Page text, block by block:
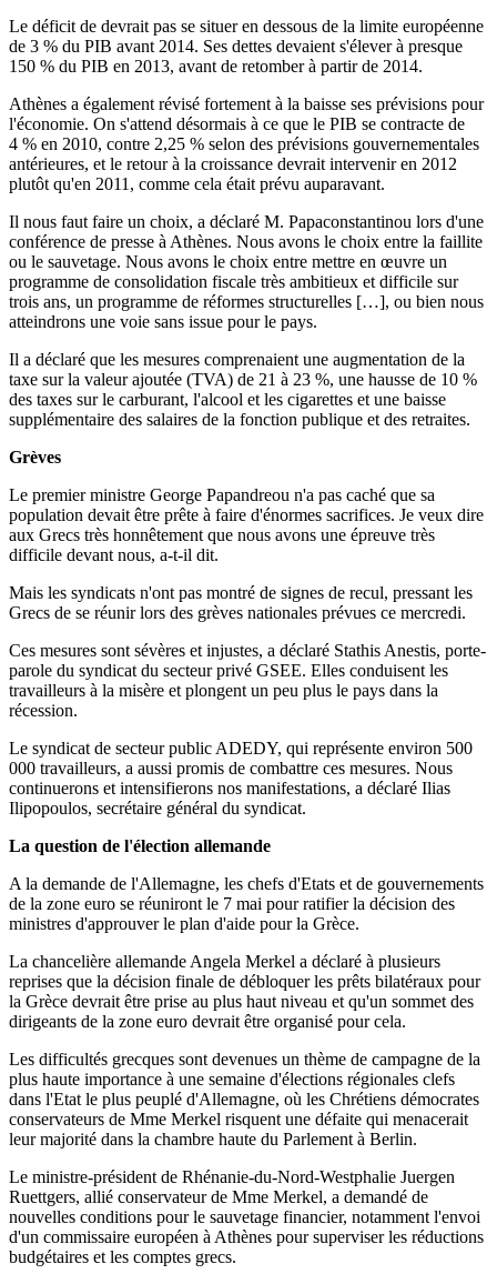
Le déficit de devrait pas se situer en dessous de la limite européenne
de 3 % du PIB avant 2014. Ses dettes devaient s'élever à presque
150 % du PIB en 2013, avant de retomber à partir de 2014.
Athènes a également révisé fortement à la baisse ses prévisions pour
l'économie. On s'attend désormais à ce que le PIB se contracte de
4 % en 2010, contre 2,25 % selon des prévisions gouvernementales
antérieures, et le retour à la croissance devrait intervenir en 2012
plutôt qu'en 2011, comme cela était prévu auparavant.
Il nous faut faire un choix, a déclaré M. Papaconstantinou lors d'une
conférence de presse à Athènes. Nous avons le choix entre la faillite
ou le sauvetage. Nous avons le choix entre mettre en œuvre un
programme de consolidation fiscale très ambitieux et difficile sur
trois ans, un programme de réformes structurelles […], ou bien nous
atteindrons une voie sans issue pour le pays.
Il a déclaré que les mesures comprenaient une augmentation de la
taxe sur la valeur ajoutée (TVA) de 21 à 23 %, une hausse de 10 %
des taxes sur le carburant, l'alcool et les cigarettes et une baisse
supplémentaire des salaires de la fonction publique et des retraites.
Grèves
Le premier ministre George Papandreou n'a pas caché que sa
population devait être prête à faire d'énormes sacrifices. Je veux dire
aux Grecs très honnêtement que nous avons une épreuve très
difficile devant nous, a-t-il dit.
Mais les syndicats n'ont pas montré de signes de recul, pressant les
Grecs de se réunir lors des grèves nationales prévues ce mercredi.
Ces mesures sont sévères et injustes, a déclaré Stathis Anestis, porte-
parole du syndicat du secteur privé GSEE. Elles conduisent les
travailleurs à la misère et plongent un peu plus le pays dans la
récession.
Le syndicat de secteur public ADEDY, qui représente environ 500
000 travailleurs, a aussi promis de combattre ces mesures. Nous
continuerons et intensifierons nos manifestations, a déclaré Ilias
Ilipopoulos, secrétaire général du syndicat.
La question de l'élection allemande
A la demande de l'Allemagne, les chefs d'Etats et de gouvernements
de la zone euro se réuniront le 7 mai pour ratifier la décision des
ministres d'approuver le plan d'aide pour la Grèce.
La chancelière allemande Angela Merkel a déclaré à plusieurs
reprises que la décision finale de débloquer les prêts bilatéraux pour
la Grèce devrait être prise au plus haut niveau et qu'un sommet des
dirigeants de la zone euro devrait être organisé pour cela.
Les difficultés grecques sont devenues un thème de campagne de la
plus haute importance à une semaine d'élections régionales clefs
dans l'Etat le plus peuplé d'Allemagne, où les Chrétiens démocrates
conservateurs de Mme Merkel risquent une défaite qui menacerait
leur majorité dans la chambre haute du Parlement à Berlin.
Le ministre-président de Rhénanie-du-Nord-Westphalie Juergen
Ruettgers, allié conservateur de Mme Merkel, a demandé de
nouvelles conditions pour le sauvetage financier, notamment l'envoi
d'un commissaire européen à Athènes pour superviser les réductions
budgétaires et les comptes grecs.